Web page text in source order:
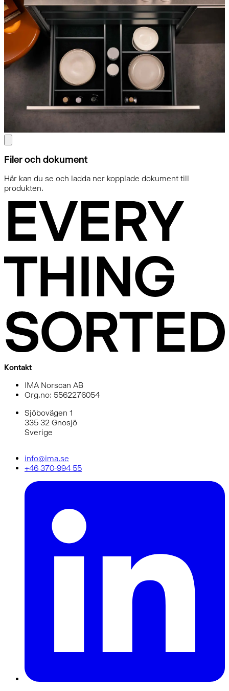
Filer och dokument
Här kan du se och ladda ner kopplade dokument till
produkten.
Kontakt
IMA Norscan AB
Org.no: 5562276054
Sjöbovägen 1
335 32 Gnosjö
Sverige
info@ima.se
+46 370-994 55